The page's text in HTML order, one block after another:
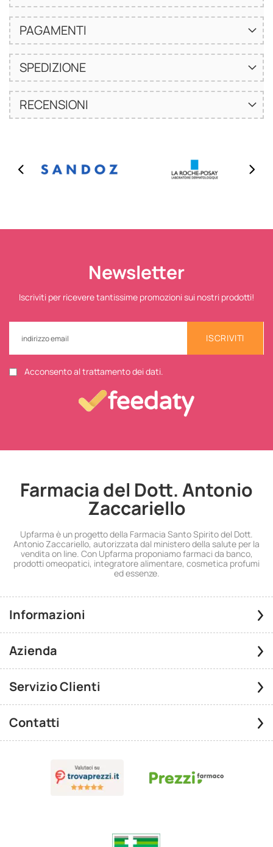
PAGAMENTI
SPEDIZIONE
RECENSIONI
Newsletter
Iscriviti per ricevere tantissime promozioni sui nostri prodotti!
ISCRIVITI
Acconsento al trattamento dei dati.
Farmacia del Dott. Antonio
Zaccariello
Upfarma è un progetto della Farmacia Santo Spirito del Dott.
Antonio Zaccariello, autorizzata dal ministero della salute per la
vendita on line. Con Upfarma proponiamo farmaci da banco,
prodotti omeopatici, integratore alimentare, cosmetica profumi
ed essenze.
Informazioni
Azienda
Servizio Clienti
Contatti